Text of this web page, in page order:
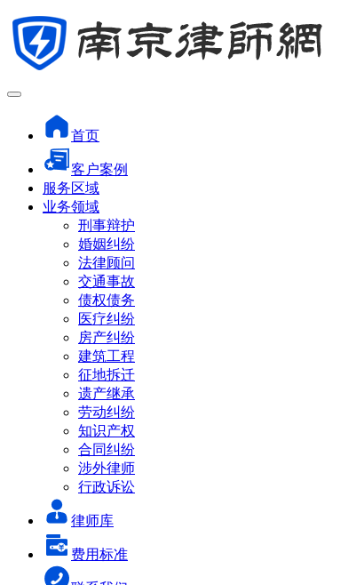
首页
客户案例
服务区域
业务领域
刑事辩护
婚姻纠纷
法律顾问
交通事故
债权债务
医疗纠纷
房产纠纷
建筑工程
征地拆迁
遗产继承
劳动纠纷
知识产权
合同纠纷
涉外律师
行政诉讼
律师库
费用标准